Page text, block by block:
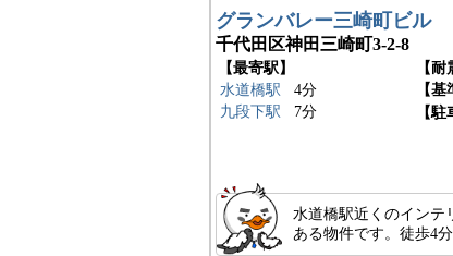
グランバレー三崎町ビル
千代田区神田三崎町3-2-8
【最寄駅】
水道橋駅
4分
九段下駅
7分
【耐
【基
【駐
水道橋駅近くのインテ
ある物件です。徒歩4